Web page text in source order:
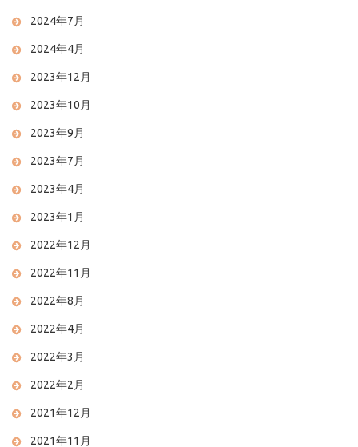
2024年7月
2024年4月
2023年12月
2023年10月
2023年9月
2023年7月
2023年4月
2023年1月
2022年12月
2022年11月
2022年8月
2022年4月
2022年3月
2022年2月
2021年12月
2021年11月